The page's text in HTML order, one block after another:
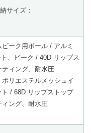
サイズ：
ーク用ボール / アルミ
、ビーク / 40D リップス
ティング、耐水圧
リエステルメッシュイ
/ 68D リップストップ
ング、耐水圧